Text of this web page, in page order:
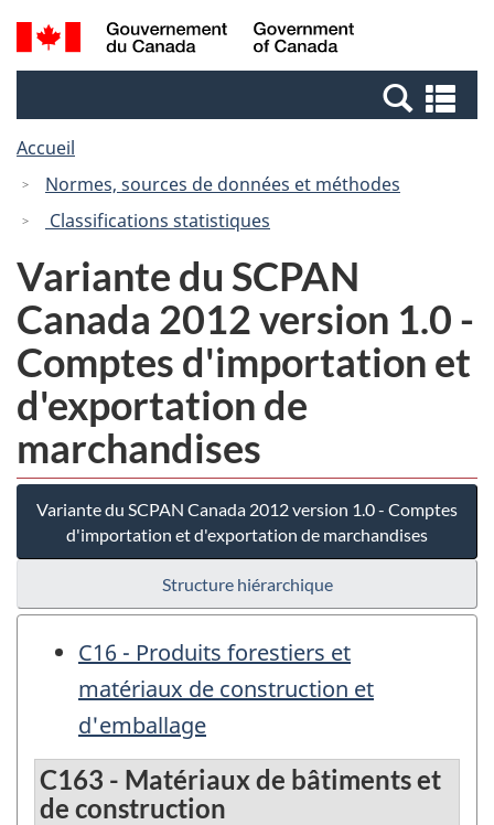
Passer
au
Passer
à
Canada
Recherche
et
et
Accueil
Normes, sources de données et méthodes
Classifications statistiques
Variante du SCPAN
Canada 2012 version 1.0 -
Comptes d'importation et
d'exportation de
marchandises
Variante du SCPAN Canada 2012 version 1.0 - Comptes
d'importation et d'exportation de marchandises
Structure hiérarchique
C16 - Produits forestiers et
matériaux de construction et
d'emballage
C163 - Matériaux de bâtiments et
de construction